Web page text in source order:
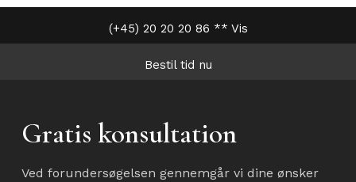
(+45) 20 20 20 86 ** Vis
Bestil tid nu
Gratis konsultation
Ved forundersøgelsen gennemgår vi dine ønsker